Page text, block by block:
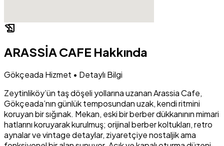
history_edu
ARASSİA CAFE Hakkında
Gökçeada Hizmet • Detaylı Bilgi
Zeytinliköy’ün taş döşeli yollarına uzanan Arassia Cafe,
Gökçeada’nın günlük temposundan uzak, kendi ritmini
koruyan bir sığınak. Mekan, eski bir berber dükkanının mimari
hatlarını koruyarak kurulmuş; orijinal berber koltukları, retro
aynalar ve vintage detaylar, ziyaretçiye nostaljik ama